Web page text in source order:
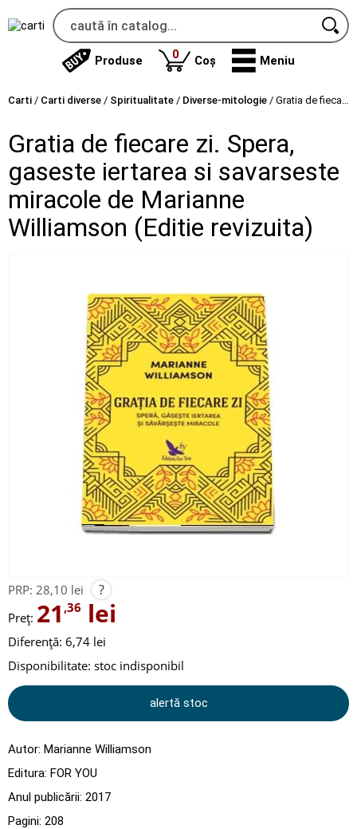
Produse 0produse
Coș Meniu
Carti / Carti diverse / Spiritualitate / Diverse-mitologie / Gratia de fiecare zi. Spera, gaseste iertarea si savarseste miracole de Marianne Williamson (Editie revizuita)
Gratia de fiecare zi. Spera,
gaseste iertarea si savarseste
miracole de Marianne
Williamson (Editie revizuita)
PRP: 28,10 lei ?
Preț: 21 ,36 lei
Diferență: 6,74 lei
Disponibilitate: stoc indisponibil
alertă stoc
Autor: Marianne Williamson
Editura: FOR YOU
Anul publicării: 2017
Pagini: 208